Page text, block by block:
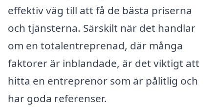
effektiv väg till att få de bästa priserna
och tjänsterna. Särskilt när det handlar
om en totalentreprenad, där många
faktorer är inblandade, är det viktigt att
hitta en entreprenör som är pålitlig och
har goda referenser.